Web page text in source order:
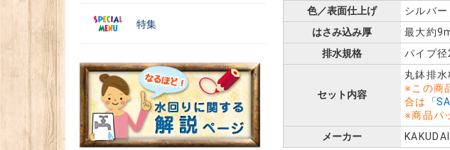
特集
色／表面仕上げ
シルバ
はさみ込み厚
最大約
排水規格
パイプ
セット内容
丸鉢排
※この商
合は
「
※商品パ
メーカー